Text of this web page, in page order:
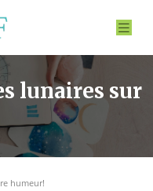
lunaires sur
humeur!